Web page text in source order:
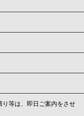
り等は、即日ご案内をさせ